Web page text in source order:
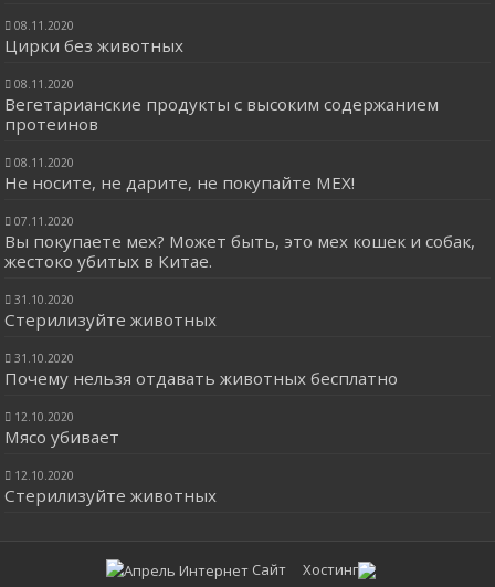
08.11.2020
Цирки без животных
08.11.2020
Вегетарианские продукты с высоким содержанием
протеинов
08.11.2020
Не носите, не дарите, не покупайте МЕХ!
07.11.2020
Вы покупаете мех? Может быть, это мех кошек и собак,
жестоко убитых в Китае.
31.10.2020
Стерилизуйте животных
31.10.2020
Почему нельзя отдавать животных бесплатно
12.10.2020
Мясо убивает
12.10.2020
Стерилизуйте животных
Сайт Хостинг